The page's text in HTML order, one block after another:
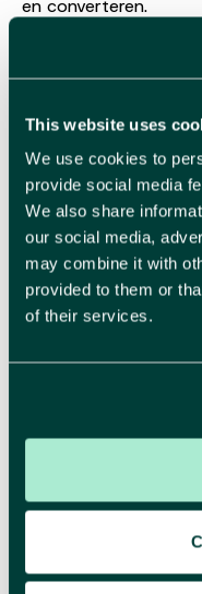
This website uses
We use cookies to
provide social media
We also share
our social media,
may combine it with
provided to them or
of their services.
en converteren.
Strategie
Kies een koers die
de richting duidelijk
en doelgroep
naar een
Branding